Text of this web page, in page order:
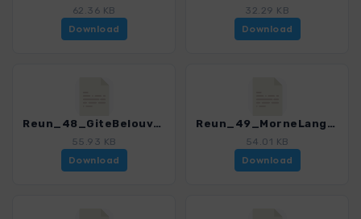
62.36 KB
Download
32.29 KB
Download
Reun_48_GiteBelouve-TrouFer.gpx
55.93 KB
Download
Reun_49_MorneLangevin.gpx
54.01 KB
Download